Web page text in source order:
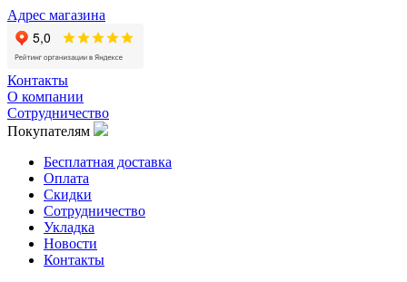
Адрес магазина
Контакты
О компании
Сотрудничество
Покупателям
Бесплатная доставка
Оплата
Скидки
Сотрудничество
Укладка
Новости
Контакты